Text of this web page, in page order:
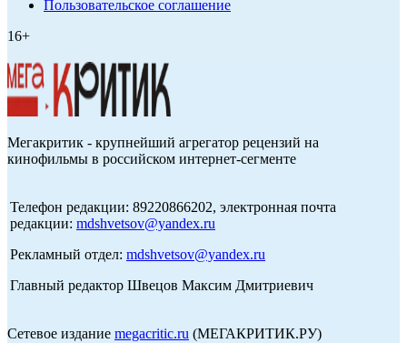
Пользовательское соглашение
16+
Мегакритик - крупнейший агрегатор рецензий на
кинофильмы в российском интернет-сегменте
Телефон редакции: 89220866202, электронная почта
редакции: mdshvetsov@yandex.ru
Рекламный отдел: mdshvetsov@yandex.ru
Главный редактор Швецов Максим Дмитриевич
Сетевое издание megacritic.ru (МЕГАКРИТИК.РУ)